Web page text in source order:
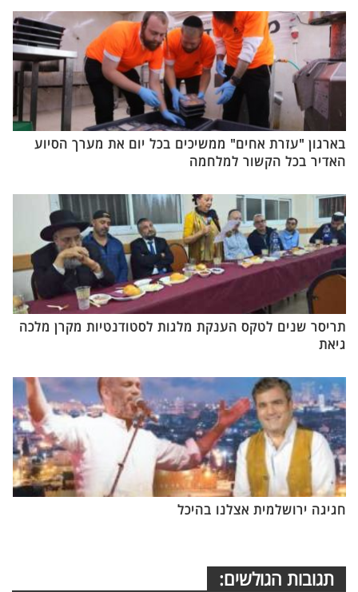
בארגון "עזרת אחים" ממשיכים בכל יום את מערך הסיוע
האדיר בכל הקשור למלחמה
תריסר שנים לטקס הענקת מלגות לסטודנטיות מקרן מלכה
גיאת
חגיגה ירושלמית אצלנו בהיכל
תגובות הגולשים: